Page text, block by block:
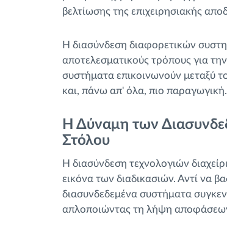
βελτίωσης της επιχειρησιακής
Η διασύνδεση διαφορετικών
αποτελεσματικούς τρόπους για
συστήματα επικοινωνούν μεταξύ
και, πάνω απ' όλα, πιο παραγωγική.
Η Δύναμη των
Στόλου
Η διασύνδεση τεχνολογιών
εικόνα των διαδικασιών. Αντί να
διασυνδεδεμένα συστήματα
απλοποιώντας τη λήψη